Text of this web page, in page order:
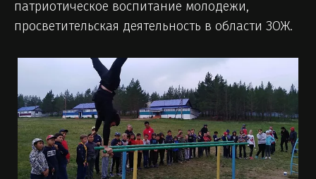
патриотическое воспитание молодежи,
просветительская деятельность в области ЗОЖ.